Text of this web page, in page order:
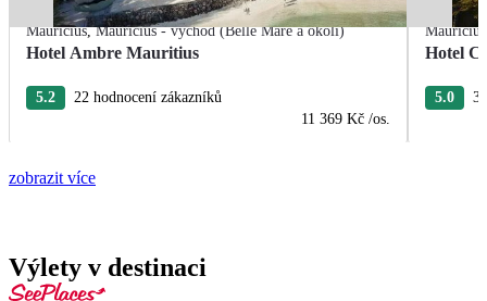
Mauricius,Mauricius - východ (Belle Mare a okolí)
Hotel Ambre Mauritius
5.2
22 hodnocení zákazníků
11 369 Kč /os.
Mauricius
Hotel
5.0 3
zobrazit více
Výlety v destinaci